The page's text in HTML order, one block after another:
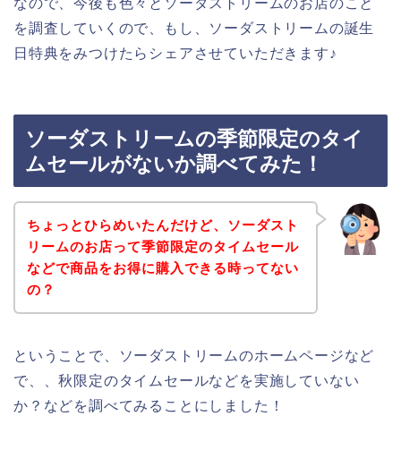
を調査していくので、もし、ソーダストリームの誕生
日特典をみつけたらシェアさせていただきます♪
ソーダストリームの季節限定のタイ
ムセールがないか調べてみた！
ちょっとひらめいたんだけど、ソーダスト
リームのお店って季節限定のタイムセール
などで商品をお得に購入できる時ってない
の？
ということで、ソーダストリームのホームページなど
で、、秋限定のタイムセールなどを実施していない
か？などを調べてみることにしました！